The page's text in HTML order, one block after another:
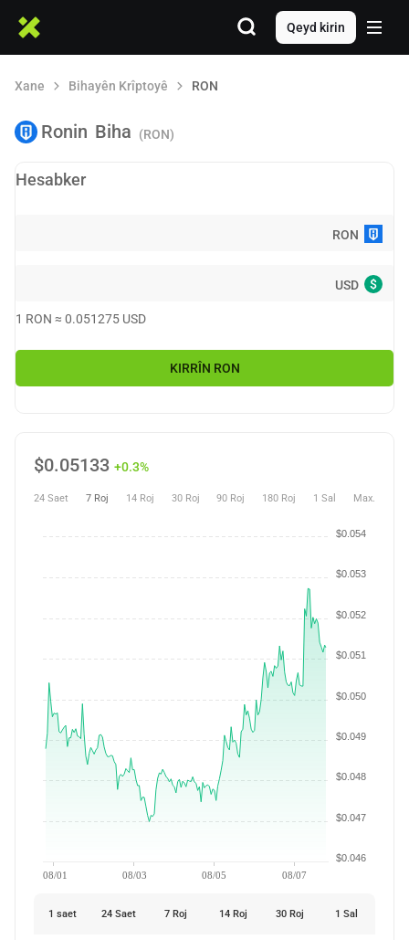
Qeyd kirin
Xane Bihayên Krîptoyê RON
Ronin Biha (RON)
Hesabker
RON
USD $
1 RON ≈ 0.051275 USD
KIRRÎN RON
$0.05133 +0.3%
24 Saet 7 Roj 14 Roj 30 Roj 90 Roj 180 Roj 1 Sal Max.
08/01 08/03 08/05 08/07
$0.046
$0.047
$0.048
$0.049
$0.050
$0.051
$0.052
$0.053
$0.054
1 saet 24 Saet 7 Roj 14 Roj 30 Roj 1 Sal